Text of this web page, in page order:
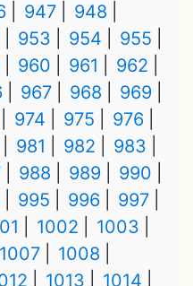
947
948
953 954
955
960 961
962
967 968
969
974 975
976
981 982
983
988 989
990
995 996
997
1002
1003
1007
1008
1013
1014